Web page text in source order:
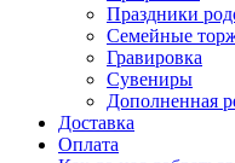
Праздники
Семейные
Гравировка
Сувениры
Дополненная
Доставка
Оплата